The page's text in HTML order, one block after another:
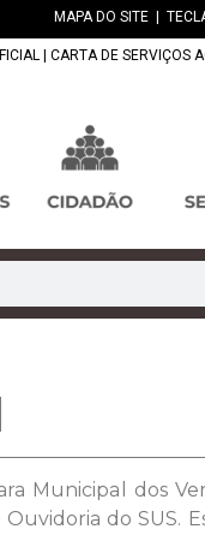
MAPA DO SITE
CARTA DE SERVIÇOS
Municipal dos
do